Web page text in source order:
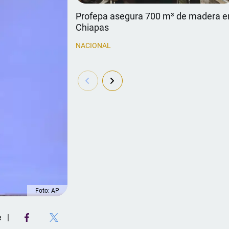
Foto: AP
Profepa asegura 700 m³ de madera
Chiapas
NACIONAL